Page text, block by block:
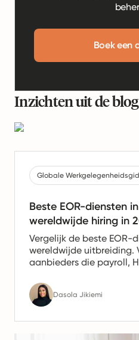
Boek een
Inzichten uit de blog
Globale
Beste EOR-diensten
wereldwijde hiring in
Vergelijk de beste EOR-
wereldwijde uitbreiding.
aanbieders die payroll,
teams.
Dasola Jikiemi